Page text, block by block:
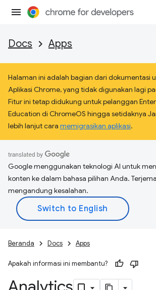
Docs Apps
Halaman ini adalah bagian dari dokumentasi
Aplikasi Chrome, yang tidak digunakan lagi
Fitur ini tetap didukung untuk pelanggan
Education di ChromeOS hingga setidaknya
lebih lanjut cara memigrasikan aplikasi.
Google menggunakan teknologi AI untuk
konten ke dalam bahasa pilihan Anda.
mengandung kesalahan.
Beranda Docs Apps
Apakah informasi ini membantu?